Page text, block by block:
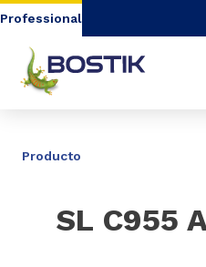
Go to content
Professional
Producto
SL C955